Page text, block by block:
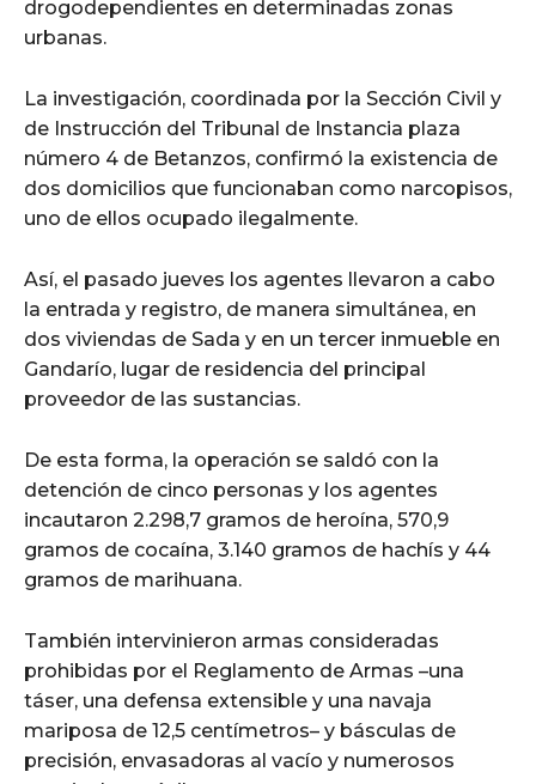
drogodependientes en determinadas zonas
urbanas.
La investigación, coordinada por la Sección Civil y
de Instrucción del Tribunal de Instancia plaza
número 4 de Betanzos, confirmó la existencia de
dos domicilios que funcionaban como narcopisos,
uno de ellos ocupado ilegalmente.
Así, el pasado jueves los agentes llevaron a cabo
la entrada y registro, de manera simultánea, en
dos viviendas de Sada y en un tercer inmueble en
Gandarío, lugar de residencia del principal
proveedor de las sustancias.
De esta forma, la operación se saldó con la
detención de cinco personas y los agentes
incautaron 2.298,7 gramos de heroína, 570,9
gramos de cocaína, 3.140 gramos de hachís y 44
gramos de marihuana.
También intervinieron armas consideradas
prohibidas por el Reglamento de Armas –una
táser, una defensa extensible y una navaja
mariposa de 12,5 centímetros– y básculas de
precisión, envasadoras al vacío y numerosos